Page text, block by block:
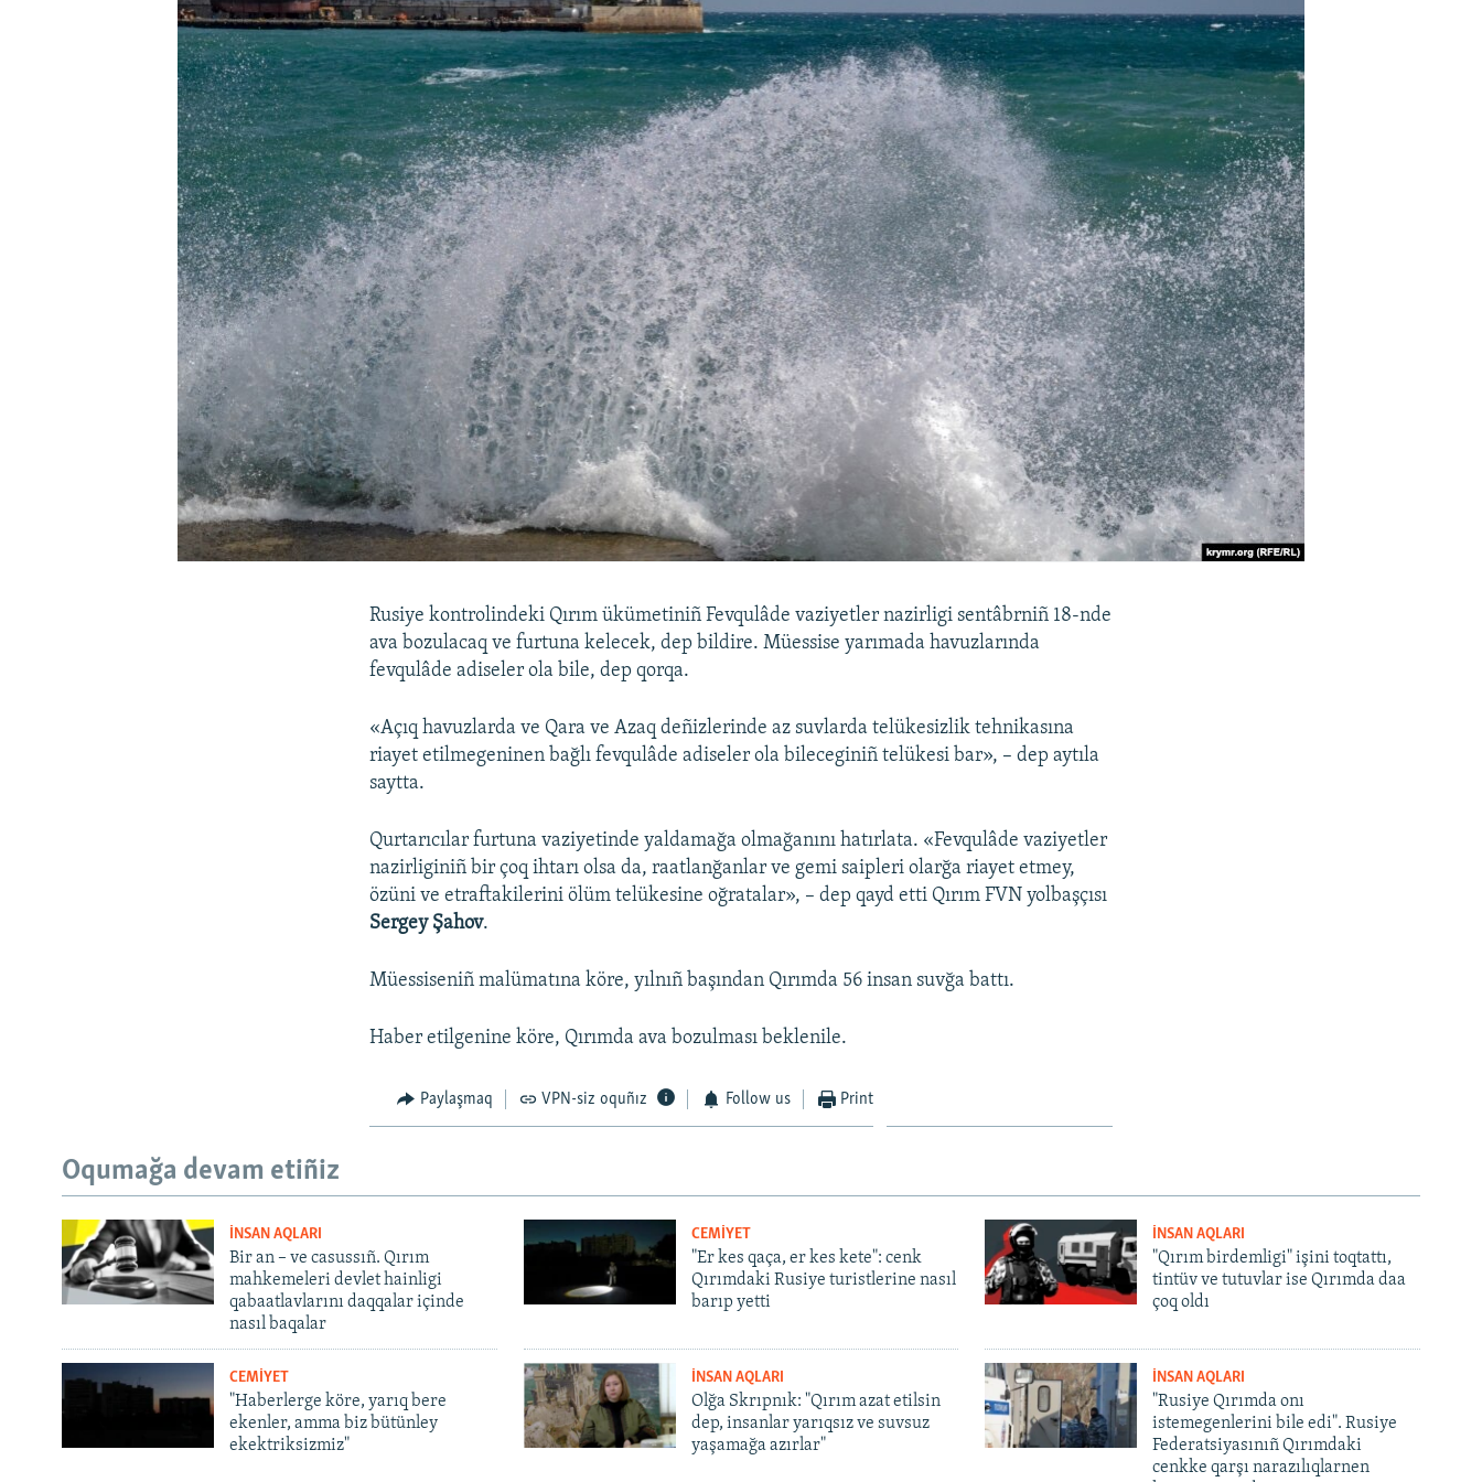
Rusiye kontrolindeki Qırım ükümetiniñ Fevqulâde vaziyetler nazirligi sentâbrniñ 18-nde
ava bozulacaq ve furtuna kelecek, dep bildire. Müessise yarımada havuzlarında
fevqulâde adiseler ola bile, dep qorqa.
«Açıq havuzlarda ve Qara ve Azaq deñizlerinde az suvlarda telükesizlik tehnikasına
riayet etilmegeninen bağlı fevqulâde adiseler ola bileceginiñ telükesi bar», – dep aytıla
saytta.
Qurtarıcılar furtuna vaziyetinde yaldamağa olmağanını hatırlata. «Fevqulâde vaziyetler
nazirliginiñ bir çoq ihtarı olsa da, raatlanğanlar ve gemi saipleri olarğa riayet etmey,
özüni ve etraftakilerini ölüm telükesine oğratalar», – dep qayd etti Qırım FVN yolbaşçısı
Sergey Şahov.
Müessiseniñ malümatına köre, yılnıñ başından Qırımda 56 insan suvğa battı.
Haber etilgenine köre, Qırımda ava bozulması beklenile.
Paylaşmaq VPN-siz oquñız Follow us Print
Oqumağa devam etiñiz
İNSAN AQLARI
Bir an – ve casussıñ. Qırım
mahkemeleri devlet hainligi
qabaatlavlarını daqqalar içinde
nasıl baqalar
CEMİYET
"Er kes qaça, er kes kete": cenk
Qırımdaki Rusiye turistlerine nasıl
barıp yetti
İNSAN AQLARI
"Qırım birdemligi" işini toqtattı,
tintüv ve tutuvlar ise Qırımda daa
çoq oldı
CEMİYET
"Haberlerge köre, yarıq bere
ekenler, amma biz bütünley
ekektriksizmiz"
İNSAN AQLARI
Olğa Skrıpnık: "Qırım azat etilsin
dep, insanlar yarıqsız ve suvsuz
yaşamağa azırlar"
İNSAN AQLARI
"Rusiye Qırımda onı
istemegenlerini bile edi". Rusiye
Federatsiyasınıñ Qırımdaki
cenkke qarşı narazılıqlarnen